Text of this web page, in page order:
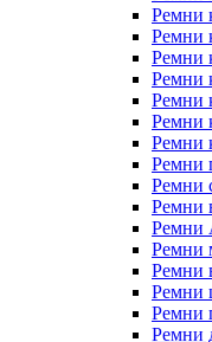
Ремни
Ремни
Ремни
Ремни
Ремни
Ремни
Ремни
Ремни
Ремни
Ремни
Ремни
Ремни
Ремни
Ремни
Ремни
Ремни